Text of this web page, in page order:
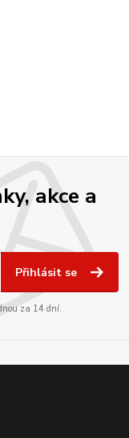
akce a
Přihlásit se
za 14 dní.